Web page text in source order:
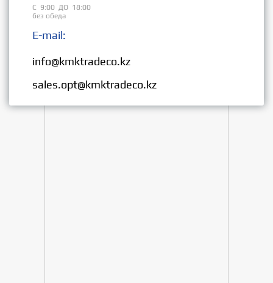
С 9:00 ДО 18:00
без обеда
E-mail:
info@kmktradeco.kz
sales.opt@kmktradeco.kz